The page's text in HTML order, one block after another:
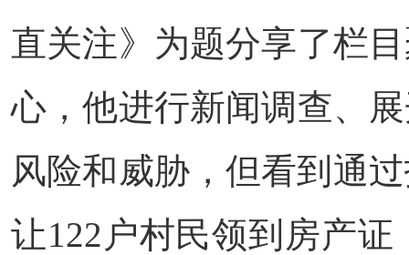
直关注》为题分享了栏
心，他进行新闻调查、
风险和威胁，但看到通
让122户村民领到房产